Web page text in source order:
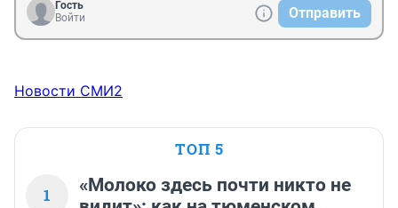
Гость
Войти
Отправить
Новости СМИ2
ТОП 5
1
«Молоко здесь почти никто не